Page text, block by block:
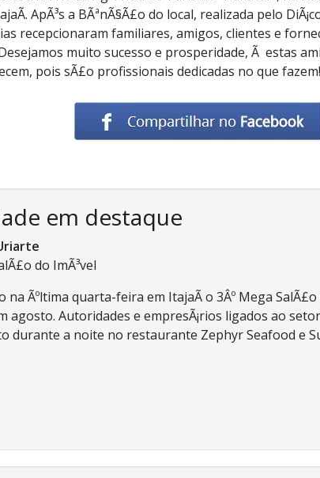
ApÃ³s a BÃªnÃ§Ã£o do local, realizada pelo
recepcionaram familiares, amigos, clientes e
muito sucesso e prosperidade, Ã estas
pois sÃ£o profissionais dedicadas no que fazem!
em destaque
do ImÃ³vel
na Ãºltima quarta-feira em ItajaÃ­ o 3Âº Mega
agosto. Autoridades e empresÃ¡rios ligados ao
durante a noite no restaurante Zephyr Seafood e